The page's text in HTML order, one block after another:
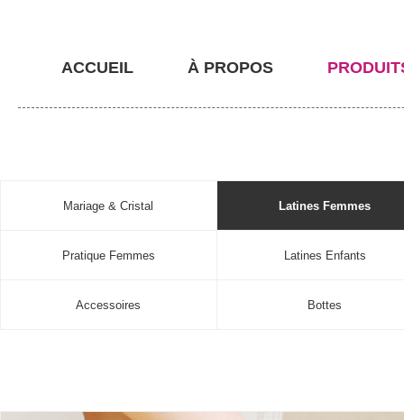
ACCUEIL À PROPOS
Mariage & Cristal Latines Femmes
Pratique Femmes Latines Enfants
Accessoires Bottes